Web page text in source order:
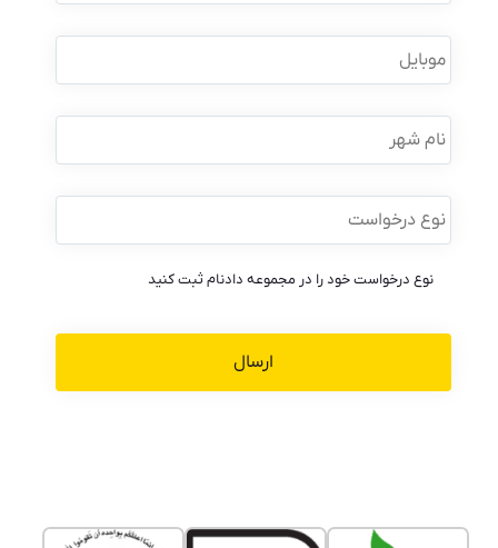
موبایل *
نام
شهر
نوع
درخواست *
نوع درخواست خود را در مجموعه دادنام ثبت کنید